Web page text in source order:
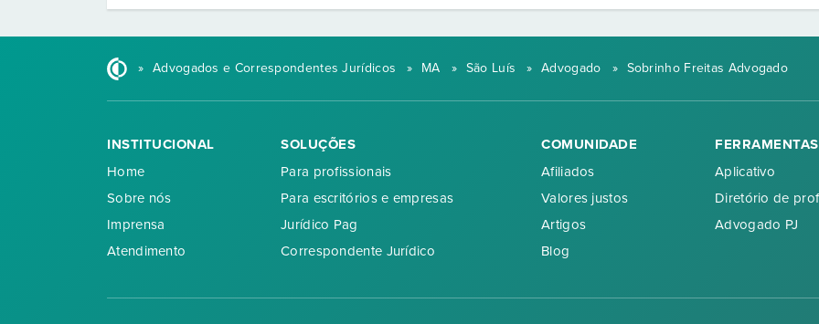
» Advogados e Correspondentes Jurídicos » MA » São Luís » Advogado » Sobrinho Freitas Advogado
INSTITUCIONAL
Home
Sobre nós
Imprensa
Atendimento
SOLUÇÕES
Para profissionais
Para escritórios e empresas
Jurídico Pag
Correspondente Jurídico
COMUNIDADE
Afiliados
Valores justos
Artigos
Blog
FERRAMENTAS
Aplicativo
Diretório de
Advogado PJ